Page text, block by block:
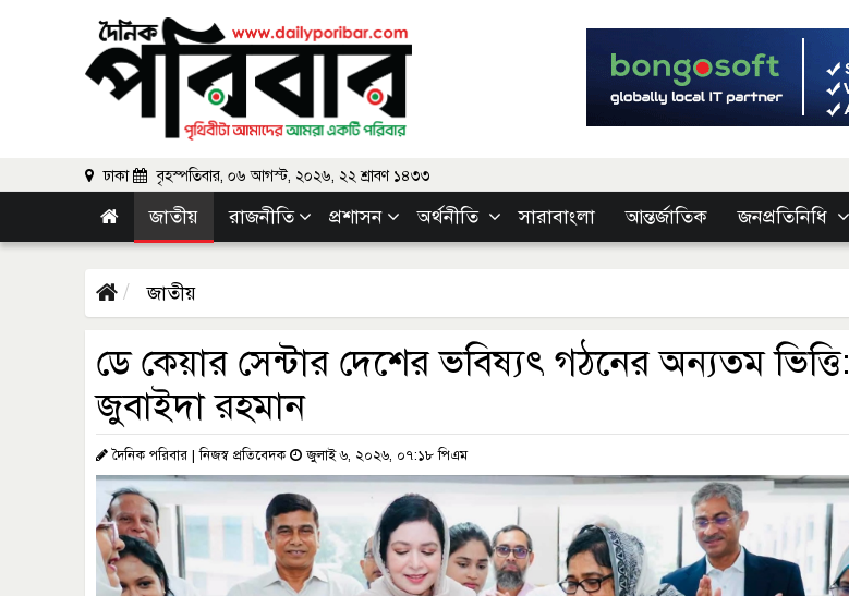
ঢাকা বৃহস্পতিবার, ০৬ আগস্ট, ২০২৬, ২২ শ্রাবণ ১৪৩৩
জাতীয় রাজনীতি প্রশাসন অর্থনীতি সারাবাংলা আন্তর্জাতিক জনপ্রতিনিধি
জাতীয়
ডে কেয়ার সেন্টার দেশের ভবিষ্যৎ গঠনের অন্যতম ভিত্তি:
জুবাইদা রহমান
দৈনিক পরিবার | নিজস্ব প্রতিবেদক জুলাই ৬, ২০২৬, ০৭:১৮ পিএম